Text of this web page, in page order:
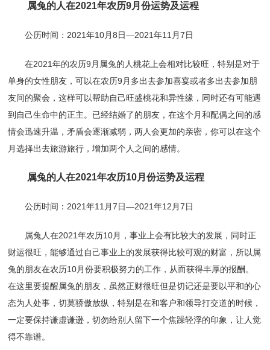
属兔的人在2021年农历9月份运势及运程
公历时间：2021年10月8日—2021年11月7日
在2021年的农历9月属兔的人桃花上会相对比较旺，特别是对于
单身的女性朋友，可以在农历9月多出去参加喜宴或者多出去参加朋
友间的聚会，这样可以帮助自己旺盛桃花和异性缘，同时还有可能遇
到自己生命中的正主。已经结婚了的朋友，在这个月和配偶之间的感
情会迅速升温，矛盾会逐渐减弱，两人会更加的亲密，你可以在这个
月选择出去旅游旅行，增加两个人之间的感情。
属兔的人在2021年农历10月份运势及运程
公历时间：2021年11月7日—2021年12月7日
属兔人在2021年农历10月，事业上会有比较大的发展，同时正
财运很旺，能够通过自己事业上的发展获得比较可观的财富，所以属
兔的朋友在农历10月份要积极努力的工作，从而获得丰厚的报酬。
在这里要提醒属兔的朋友，虽然正财很旺但是切记还是要以平和的心
态为人处事，切莫骄傲放纵，特别是在和客户和领导打交道的时候，
一定要保持谦虚谦逊，切勿给别人留下一个焦躁轻浮的印象，让人觉
得不靠谱。